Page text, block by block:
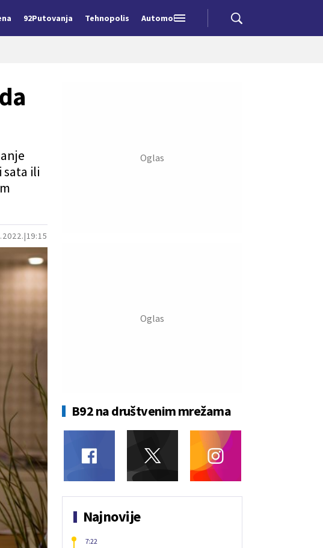
92Putovanja Tehnopolis Automobili
19:15
sata ili
B92 na društvenim mrežama
Najnovije
7:22